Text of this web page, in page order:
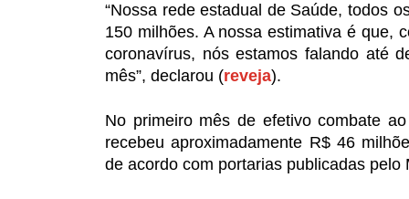
“Nossa rede estadual de Saúde, todos
150 milhões. A nossa estimativa é que,
coronavírus, nós estamos falando até
mês”, declarou (reveja).
No primeiro mês de efetivo combate
recebeu aproximadamente R$ 46
de acordo com portarias publicadas pelo